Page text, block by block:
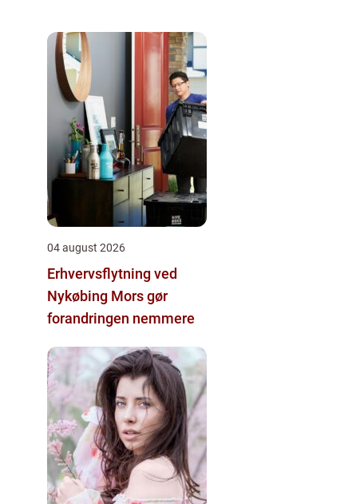
04 august 2026
Erhvervsflytning ved
Nykøbing Mors gør
forandringen nemmere